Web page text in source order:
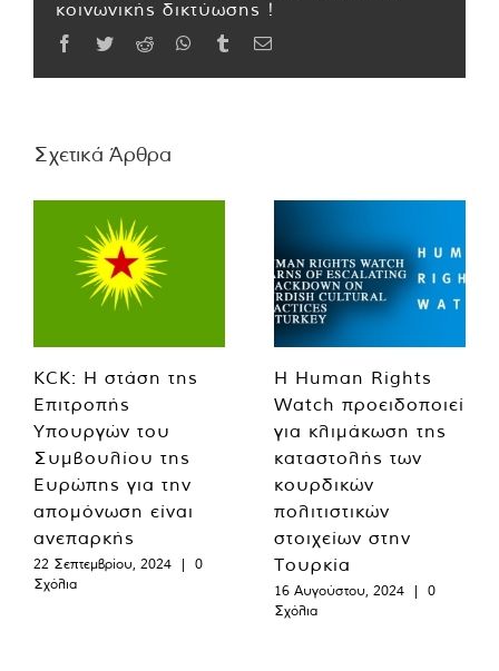
κοινωνικής δικτύωσης !
Facebook
TwitterReddit WhatsApp
TumblrEmail
Σχετικά Άρθρα
KCK: Η στάση της
Επιτροπής
Υπουργών του
Συμβουλίου της
Ευρώπης για την
απομόνωση είναι
ανεπαρκής
22 Σεπτεμβρίου, 2024 |
0
Σχόλια
Η Human Rights
Watch προειδοποιεί
για κλιμάκωση της
καταστολής των
κουρδικών
πολιτιστικών
στοιχείων στην
Τουρκία
16 Αυγούστου, 2024 |
0
Σχόλια